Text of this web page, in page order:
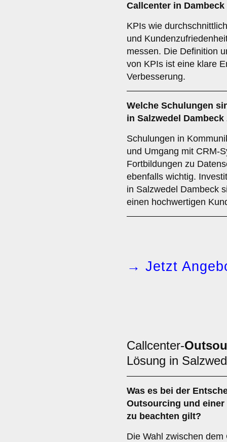
Callcenter in
KPIs wie
und
messen. Die Definition
von KPIs ist eine klare
Verbesserung.
Welche Schulungen
in Salzwedel
Schulungen in
und Umgang mit CRM-
Fortbildungen zu
ebenfalls wichtig.
in Salzwedel Dambeck
einen hochwertigen
→ Jetzt
Callcenter-
Lösung in
Was es bei der
Outsourcing und einer
zu beachten gilt?
Die Wahl zwischen